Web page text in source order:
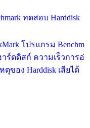
ทดสอบ Harddisk
โปรแกรม Benchm
ร์ดดิสก์ ความเร็วการอ่
ตุของ Harddisk เสียได้